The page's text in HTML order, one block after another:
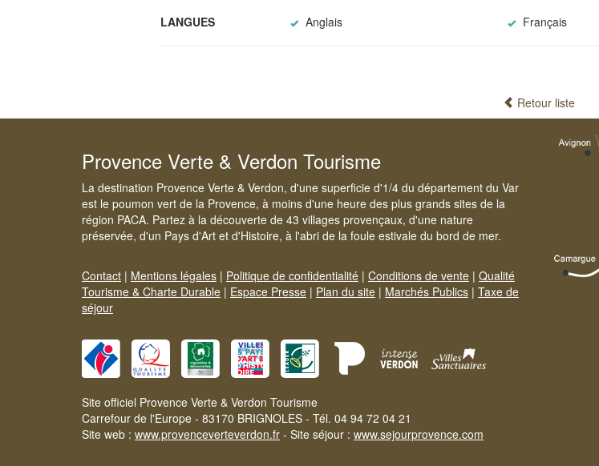
LANGUES Anglais Français
Retour liste
Provence Verte & Verdon Tourisme
La destination Provence Verte & Verdon, d'une superficie d'1/4 du département du Var
est le poumon vert de la Provence, à moins d'une heure des plus grands sites de la
région PACA. Partez à la découverte de 43 villages provençaux, d'une nature
préservée, d'un Pays d'Art et d'Histoire, à l'abri de la foule estivale du bord de mer.
Contact | Mentions légales | Politique de confidentialité | Conditions de vente | Qualité
Tourisme & Charte Durable | Espace Presse | Plan du site | Marchés Publics | Taxe de
séjour
Site officiel Provence Verte & Verdon Tourisme
Carrefour de l'Europe - 83170 BRIGNOLES - Tél. 04 94 72 04 21
Site web : www.provenceverteverdon.fr - Site séjour : www.sejourprovence.com